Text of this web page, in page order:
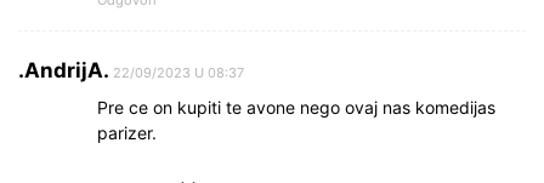
.AndrijA. 22/09/2023 U 08:37
Pre ce on kupiti te avone nego ovaj nas komedijas
parizer.